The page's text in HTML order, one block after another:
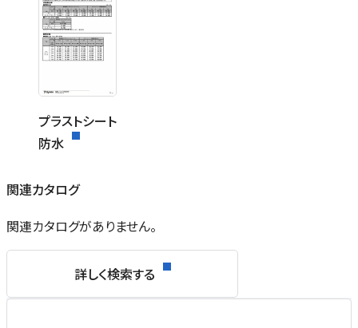
プラストシート
防水
関連カタログ
関連カタログがありません。
詳しく検索する